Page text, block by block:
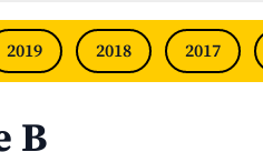
2019 2018 2017
B